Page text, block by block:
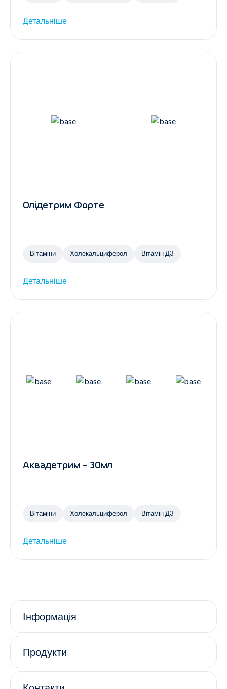
Детальніше
Олідетрим Форте
Вітаміни Холекальциферол Вітамін Д3
Детальніше
Аквадетрим - 30мл
Вітаміни Холекальциферол Вітамін Д3
Детальніше
Інформація
Продукти